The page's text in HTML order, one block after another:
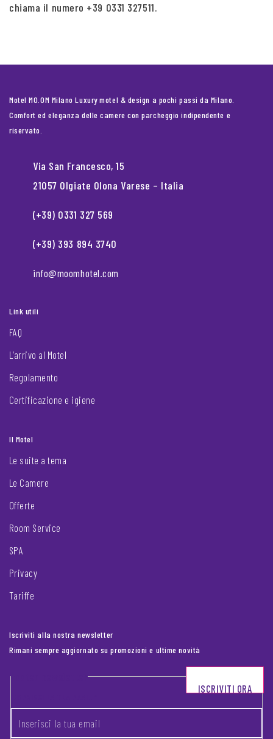
chiama il numero +39 0331 327511.
Motel MO.OM Milano Luxury motel & design a pochi passi da Milano.
Comfort ed eleganza delle camere con parcheggio indipendente e
riservato.
Via San Francesco, 15
21057 Olgiate Olona Varese – Italia
(+39) 0331 327 569
(+39) 393 894 3740
info@moomhotel.com
Link utili
FAQ
L’arrivo al Motel
Regolamento
Certificazione e igiene
Il Motel
Le suite a tema
Le Camere
Offerte
Room Service
SPA
Privacy
Tariffe
Iscriviti alla nostra newsletter
Rimani sempre aggiornato su promozioni e ultime novità
Footer newsletter
ISCRIVITI ORA